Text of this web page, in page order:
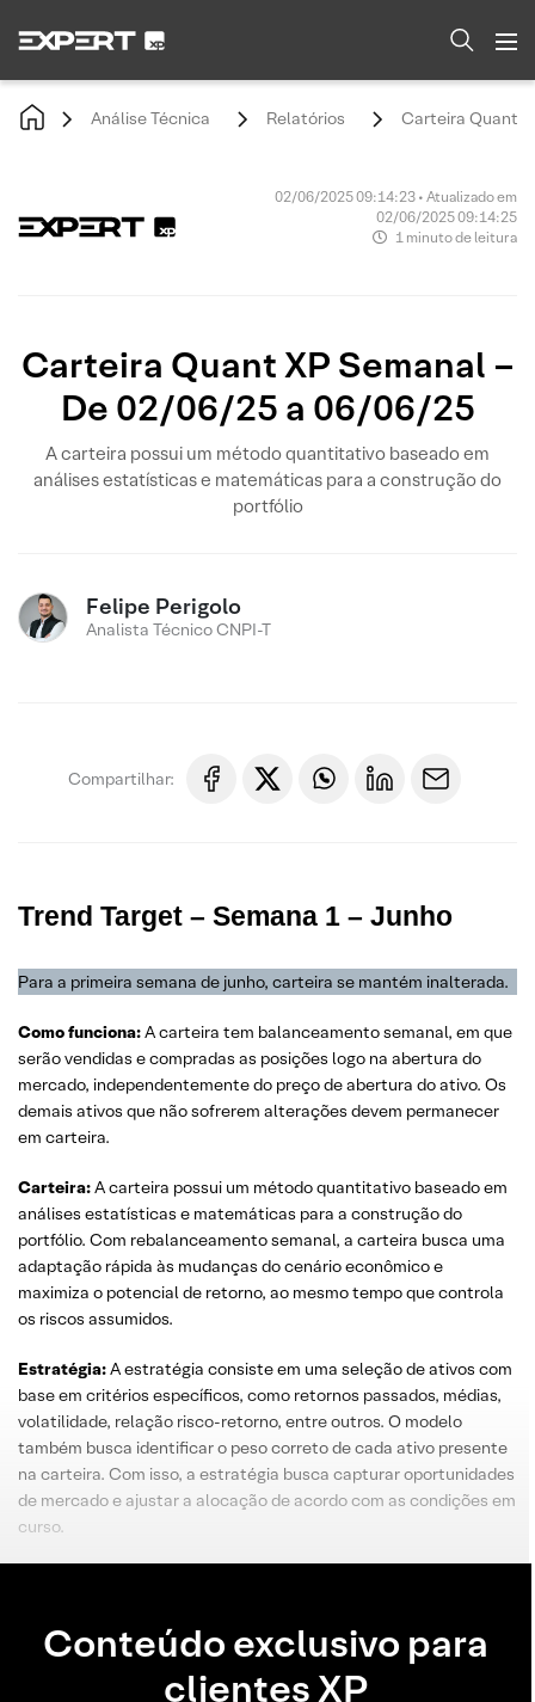
Análise Técnica Relatórios Carteira Quant
02/06/2025 09:14:23 • Atualizado em
02/06/2025 09:14:25
1 minuto de leitura
Carteira Quant XP Semanal –
De 02/06/25 a 06/06/25
A carteira possui um método quantitativo baseado em
análises estatísticas e matemáticas para a construção do
portfólio
Felipe Perigolo
Analista Técnico CNPI-T
Compartilhar:
Trend Target – Semana 1 – Junho
Para a primeira semana de junho, carteira se mantém inalterada.
Como funciona:A carteira tem balanceamento semanal, em que
serão vendidas e compradas as posições logo na abertura do
mercado, independentemente do preço de abertura do ativo. Os
demais ativos que não sofrerem alterações devem permanecer
em carteira.
Carteira:A carteira possui um método quantitativo baseado em
análises estatísticas e matemáticas para a construção do
portfólio. Com rebalanceamento semanal, a carteira busca uma
adaptação rápida às mudanças do cenário econômico e
maximiza o potencial de retorno, ao mesmo tempo que controla
os riscos assumidos.
Estratégia:A estratégia consiste em uma seleção de ativos com
base em critérios específicos, como retornos passados, médias,
volatilidade, relação risco-retorno, entre outros. O modelo
também busca identificar o peso correto de cada ativo presente
na carteira. Com isso, a estratégia busca capturar oportunidades
de mercado e ajustar a alocação de acordo com as condições em
curso.
Conteúdo exclusivo para
clientes XP